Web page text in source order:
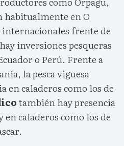
habitualmente en O
internacionales frente de
inversiones pesqueras
o Perú. Frente a
la pesca viguesa
en caladeros como los de
también hay presencia
en caladeros como los de